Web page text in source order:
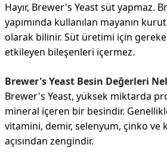
Hayır, Brewer's Yeast süt yapmaz.
yapımında kullanılan mayanın
olarak bilinir. Süt üretimi için
etkileyen bileşenleri içermez.
Brewer's Yeast Besin Değerleri
Brewer's Yeast, yüksek miktarda
mineral içeren bir besindir.
vitamini, demir, selenyum, çinko
açısından zengindir.